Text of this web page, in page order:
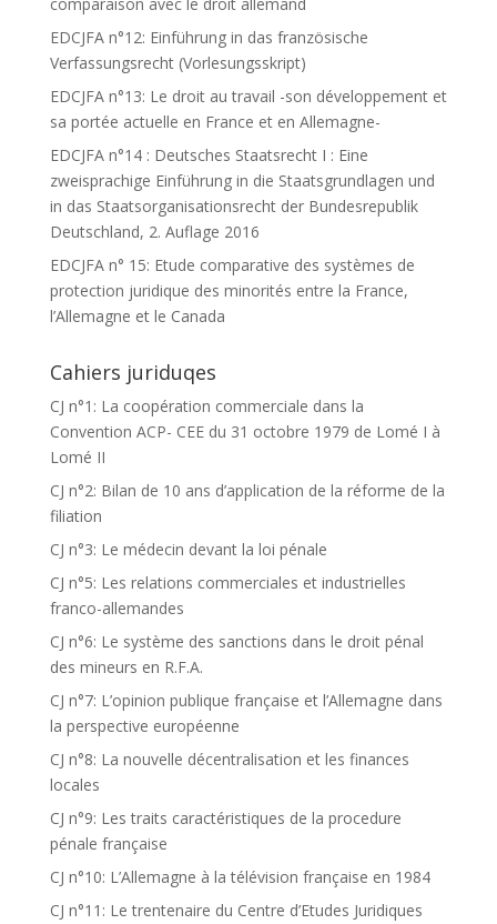
EDCJFA n°12: Einführung in das französische
Verfassungsrecht (Vorlesungsskript)
EDCJFA n°13: Le droit au travail -son développement et
sa portée actuelle en France et en Allemagne-
EDCJFA n°14 : Deutsches Staatsrecht I : Eine
zweisprachige Einführung in die Staatsgrundlagen und
in das Staatsorganisationsrecht der Bundesrepublik
Deutschland, 2. Auflage 2016
EDCJFA n° 15: Etude comparative des systèmes de
protection juridique des minorités entre la France,
l’Allemagne et le Canada
Cahiers juriduqes
CJ n°1: La coopération commerciale dans la
Convention ACP- CEE du 31 octobre 1979 de Lomé I à
Lomé II
CJ n°2: Bilan de 10 ans d’application de la réforme de la
filiation
CJ n°3: Le médecin devant la loi pénale
CJ n°5: Les relations commerciales et industrielles
franco-allemandes
CJ n°6: Le système des sanctions dans le droit pénal
des mineurs en R.F.A.
CJ n°7: L’opinion publique française et l’Allemagne dans
la perspective européenne
CJ n°8: La nouvelle décentralisation et les finances
locales
CJ n°9: Les traits caractéristiques de la procedure
pénale française
CJ n°10: L’Allemagne à la télévision française en 1984
CJ n°11: Le trentenaire du Centre d’Etudes Juridiques